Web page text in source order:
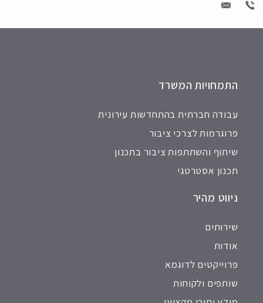
התמחויות המשרד
עבודה חברתית בהתחדשות עירונית
פרוגרמות לצרכי ציבור
שיתוף והשתתפות ציבור בתכנון
תכנון אסטרטגי
ניווט מהיר
שירותים
אודות
פרוייקטים לדוגמא
שותפים ולקוחות